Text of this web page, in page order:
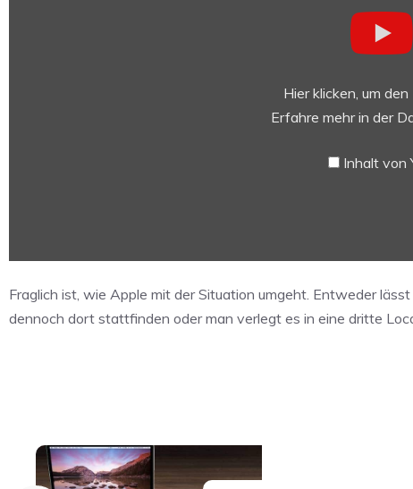
Hier klicken, um
Erfahre mehr in der
Inhalt von
Fraglich ist, wie Apple mit der Situation umgeht. Entweder
dennoch dort stattfinden oder man verlegt es in eine dritte